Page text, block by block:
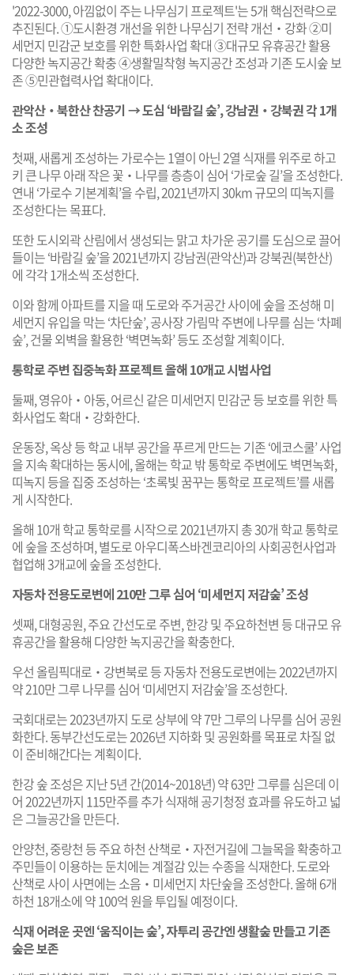
'2022-3000, 아낌없이 주는 나무심기 프로젝트'는 5개 핵심전략으로
추진된다. ①도시환경 개선을 위한 나무심기 전략 개선‧강화 ②미
세먼지 민감군 보호를 위한 특화사업 확대 ③대규모 유휴공간 활용
다양한 녹지공간 확충 ④생활밀착형 녹지공간 조성과 기존 도시숲 보
존 ⑤민관협력사업 확대이다.
관악산‧북한산 찬공기 → 도심 ‘바람길 숲’, 강남권‧강북권 각 1개
소 조성
첫째, 새롭게 조성하는 가로수는 1열이 아닌 2열 식재를 위주로 하고
키 큰 나무 아래 작은 꽃‧나무를 층층이 심어 ‘가로숲 길’을 조성한다.
연내 ‘가로수 기본계획’을 수립, 2021년까지 30km 규모의 띠녹지를
조성한다는 목표다.
또한 도시외곽 산림에서 생성되는 맑고 차가운 공기를 도심으로 끌어
들이는 ‘바람길 숲’을 2021년까지 강남권(관악산)과 강북권(북한산)
에 각각 1개소씩 조성한다.
이와 함께 아파트를 지을 때 도로와 주거공간 사이에 숲을 조성해 미
세먼지 유입을 막는 ‘차단숲’, 공사장 가림막 주변에 나무를 심는 ‘차폐
숲’, 건물 외벽을 활용한 ‘벽면녹화’ 등도 조성할 계획이다.
통학로 주변 집중녹화 프로젝트 올해 10개교 시범사업
둘째, 영유아‧아동, 어르신 같은 미세먼지 민감군 등 보호를 위한 특
화사업도 확대‧강화한다.
운동장, 옥상 등 학교 내부 공간을 푸르게 만드는 기존 ‘에코스쿨’ 사업
을 지속 확대하는 동시에, 올해는 학교 밖 통학로 주변에도 벽면녹화,
띠녹지 등을 집중 조성하는 ‘초록빛 꿈꾸는 통학로 프로젝트’를 새롭
게 시작한다.
올해 10개 학교 통학로를 시작으로 2021년까지 총 30개 학교 통학로
에 숲을 조성하며, 별도로 아우디폭스바겐코리아의 사회공헌사업과
협업해 3개교에 숲을 조성한다.
자동차 전용도로변에 210만 그루 심어 ‘미세먼지 저감숲’ 조성
셋째, 대형공원, 주요 간선도로 주변, 한강 및 주요하천변 등 대규모 유
휴공간을 활용해 다양한 녹지공간을 확충한다.
우선 올림픽대로‧강변북로 등 자동차 전용도로변에는 2022년까지
약 210만 그루 나무를 심어 ‘미세먼지 저감숲’을 조성한다.
국회대로는 2023년까지 도로 상부에 약 7만 그루의 나무를 심어 공원
화한다. 동부간선도로는 2026년 지하화 및 공원화를 목표로 차질 없
이 준비해간다는 계획이다.
한강 숲 조성은 지난 5년 간(2014~2018년) 약 63만 그루를 심은데 이
어 2022년까지 115만주를 추가 식재해 공기청정 효과를 유도하고 넓
은 그늘공간을 만든다.
안양천, 중랑천 등 주요 하천 산책로‧자전거길에 그늘목을 확충하고
주민들이 이용하는 둔치에는 계절감 있는 수종을 식재한다. 도로와
산책로 사이 사면에는 소음‧미세먼지 차단숲을 조성한다. 올해 6개
하천 18개소에 약 100억 원을 투입될 예정이다.
식재 어려운 곳엔 ‘움직이는 숲’, 자투리 공간엔 생활숲 만들고 기존
숲은 보존